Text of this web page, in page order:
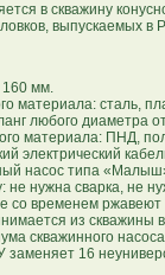
в скважину
выпускаемых в
160 мм.
материала: сталь,
любого диаметра
материала: ПНД,
электрический
насос типа
не нужна сварка, не
со временем
из скважины
скважинного
16